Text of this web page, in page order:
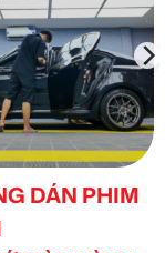
DÁN PHIM